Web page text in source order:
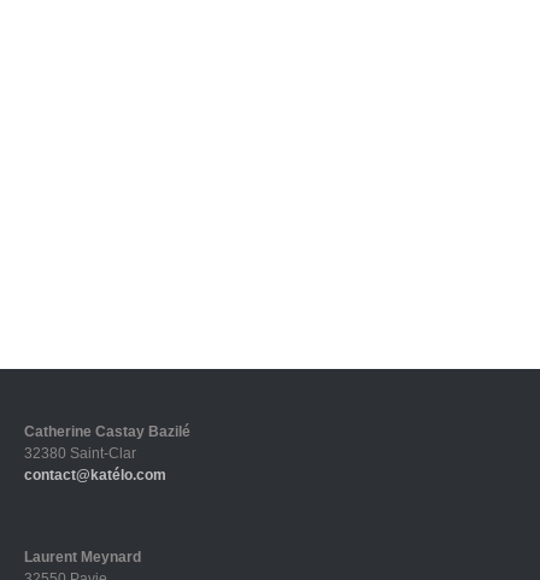
Catherine Castay Bazilé
32380 Saint-Clar
contact@katélo.com
Laurent Meynard